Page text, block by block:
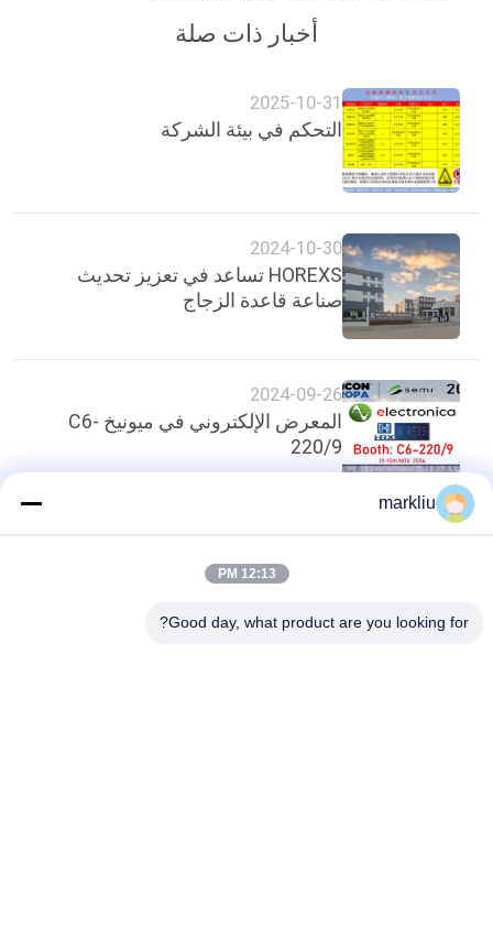
أخبار ذات صلة
2025-10-31
التحكم في بيئة الشركة
2024-10-30
HOREXS تساعد في تعزيز تحديث
صناعة قاعدة الزجاج
2024-09-26
المعرض الإلكتروني في ميونيخ C6-
220/9
أعلى
markliu
12:13 PM
Good day, what product are you looking for?